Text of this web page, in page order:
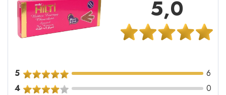
5,0
5
6
4
0